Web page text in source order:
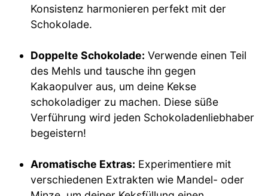
Konsistenz harmonieren perfekt mit der
Schokolade.
Doppelte Schokolade: Verwende einen Teil
des Mehls und tausche ihn gegen
Kakaopulver aus, um deine Kekse
schokoladiger zu machen. Diese süße
Verführung wird jeden Schokoladenliebhaber
begeistern!
Aromatische Extras: Experimentiere mit
verschiedenen Extrakten wie Mandel- oder